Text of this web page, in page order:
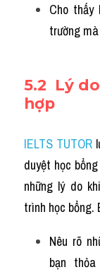
Cho thấy
trường
5.2 Lý
hợp
IELTS TUTOR
duyệt học
những lý do
trình học bổng.
Nêu rõ
bạn